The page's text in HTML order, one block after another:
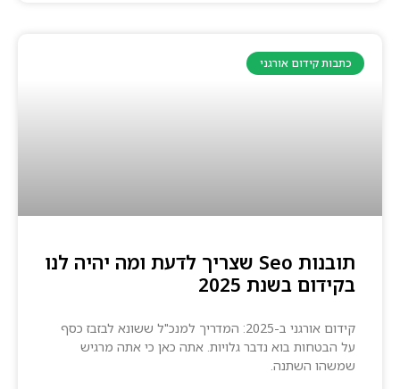
כתבות קידום אורגני
תובנות Seo שצריך לדעת ומה יהיה לנו
בקידום בשנת 2025
קידום אורגני ב-2025: המדריך למנכ"ל ששונא לבזבז כסף
על הבטחות בוא נדבר גלויות. אתה כאן כי אתה מרגיש
שמשהו השתנה.